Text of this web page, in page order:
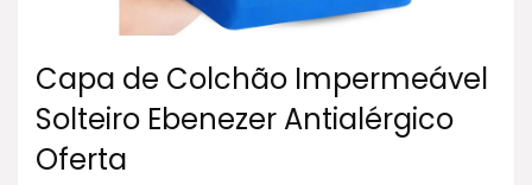
Capa de Colchão Impermeável
Solteiro Ebenezer Antialérgico
Oferta